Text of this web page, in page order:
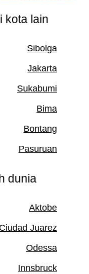
kota lain
Sibolga
Jakarta
Sukabumi
Bima
Bontang
Pasuruan
dunia
Aktobe
Ciudad Juarez
Odessa
Innsbruck